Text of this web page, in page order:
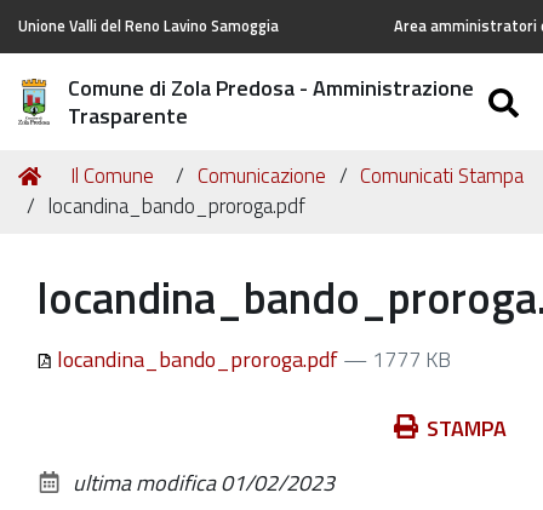
Unione Valli del Reno Lavino Samoggia Area amministratori
Comune di Zola Predosa - Amministrazione
Trasparente
Tu
sei
Home
Il Comune Comunicazione
Comunicati Stampa
locandina_bando_proroga.pdf
locandina_bando_proroga.pdf— 1777 KB
documento
STAMPA
ultima modifica01/02/2023